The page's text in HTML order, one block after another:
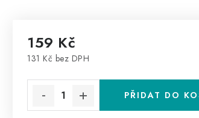
159 Kč
131 Kč bez DPH
PŘIDAT DO